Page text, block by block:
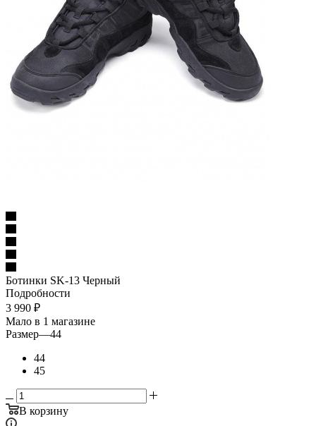
Ботинки SK-13 Черный
Подробности
3 990 ₽
Мало в 1 магазине
Размер—44
44
45
В корзину